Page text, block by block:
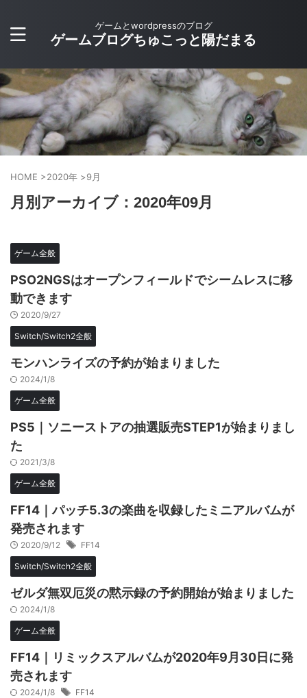
ゲームとwordpressのブログ
ゲームブログちゅこっと陽だまる
HOME >2020年 >9月
月別アーカイブ：2020年09月
ゲーム全般
PSO2NGSはオープンフィールドでシームレスに移
動できます
2020/9/27
Switch/Switch2全般
モンハンライズの予約が始まりました
2024/1/8
ゲーム全般
PS5｜ソニーストアの抽選販売STEP1が始まりまし
た
2021/3/8
ゲーム全般
FF14｜パッチ5.3の楽曲を収録したミニアルバムが
発売されます
2020/9/12 FF14
Switch/Switch2全般
ゼルダ無双厄災の黙示録の予約開始が始まりました
2024/1/8
ゲーム全般
FF14｜リミックスアルバムが2020年9月30日に発
売されます
2024/1/8 FF14